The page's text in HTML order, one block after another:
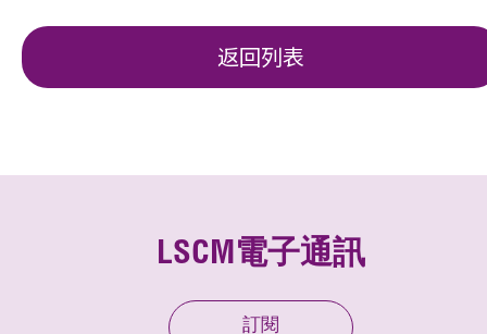
返回列表
LSCM電子通訊
訂閱